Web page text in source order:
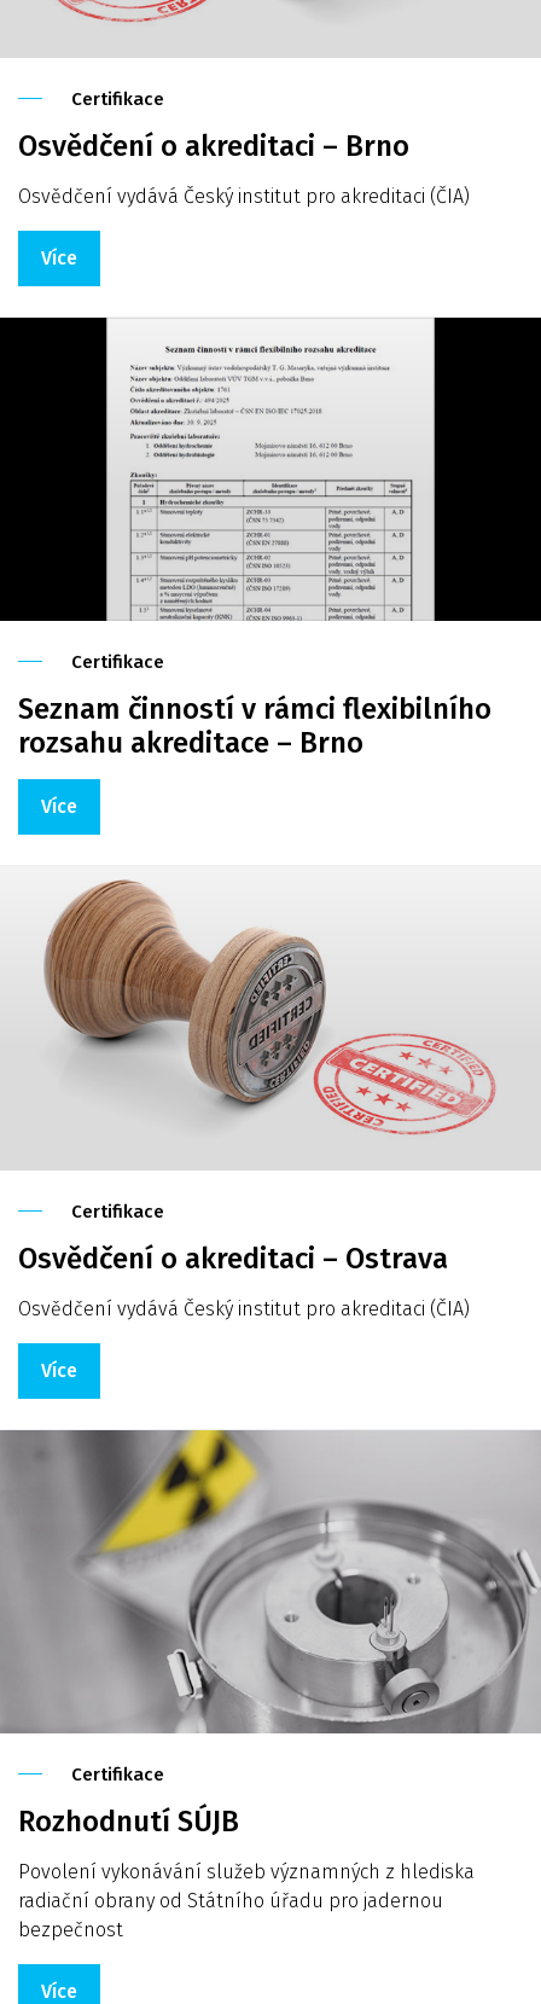
Certifikace
Osvědčení o akreditaci – Brno
Osvědčení vydává Český institut pro akreditaci (ČIA)
Více
Certifikace
Seznam činností v rámci flexibilního
rozsahu akreditace – Brno
Více
Certifikace
Osvědčení o akreditaci – Ostrava
Osvědčení vydává Český institut pro akreditaci (ČIA)
Více
Certifikace
Rozhodnutí SÚJB
Povolení vykonávání služeb významných z hlediska
radiační obrany od Státního úřadu pro jadernou
bezpečnost
Více